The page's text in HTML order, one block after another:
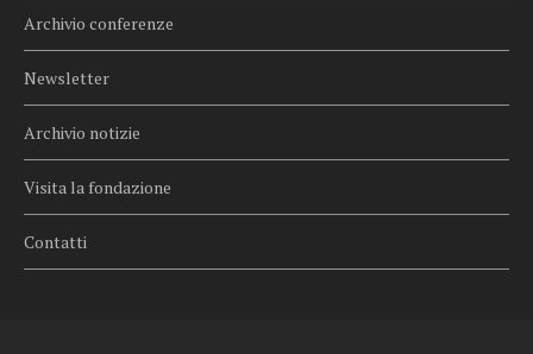
Archivio conferenze
Newsletter
Archivio notizie
Visita la fondazione
Contatti